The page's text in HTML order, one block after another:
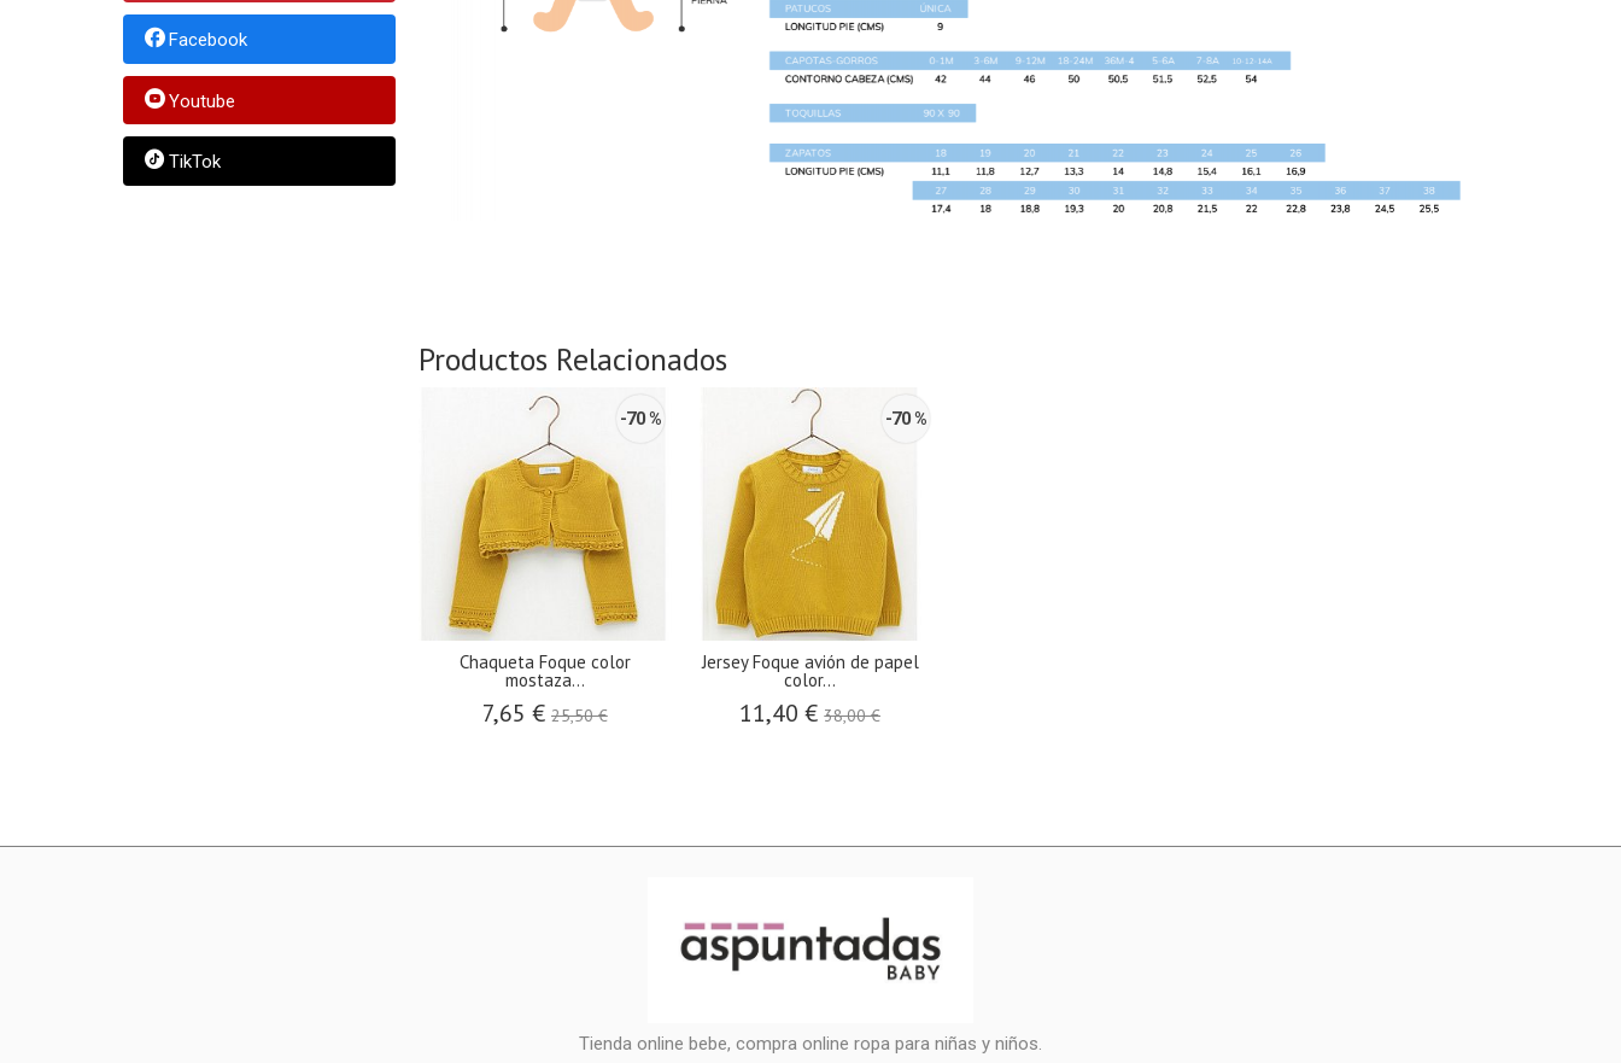
Facebook
Youtube
TikTok
Productos Relacionados
-70 %
Chaqueta Foque color
mostaza...
7,65 € 25,50 €
-70 %
Jersey Foque avión de papel
color...
11,40 €38,00 €
Tienda online bebe, compra online ropa para niñas y niños.